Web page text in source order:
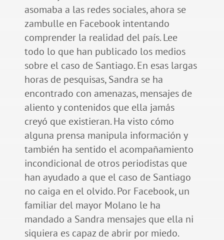
asomaba a las redes sociales, ahora se
zambulle en Facebook intentando
comprender la realidad del país. Lee
todo lo que han publicado los medios
sobre el caso de Santiago. En esas largas
horas de pesquisas, Sandra se ha
encontrado con amenazas, mensajes de
aliento y contenidos que ella jamás
creyó que existieran. Ha visto cómo
alguna prensa manipula información y
también ha sentido el acompañamiento
incondicional de otros periodistas que
han ayudado a que el caso de Santiago
no caiga en el olvido. Por Facebook, un
familiar del mayor Molano le ha
mandado a Sandra mensajes que ella ni
siquiera es capaz de abrir por miedo.